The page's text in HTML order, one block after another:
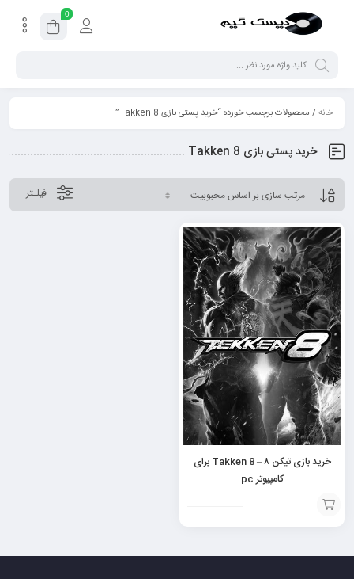
0
خانه/ محصولات برچسب خورده “خرید پستی بازی Takken 8”
خرید پستی بازی Takken 8
فیلـتر
خرید بازی تیکن ۸ – Takken 8 برای
کامپیوتر pc
افزودن
به